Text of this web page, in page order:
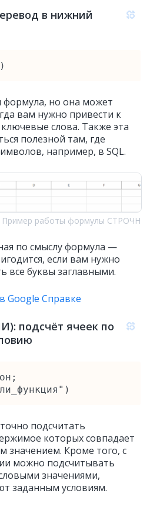
в нижний
формула, но она может
вам нужно привести к
слова. Также эта
полезной там, где
например, в SQL.
Пример работы формулы СТРОЧН
по смыслу формула —
если вам нужно
все буквы заглавными.
Google Справке
подсчёт ячеек по
подсчитать
которых совпадает
значением. Кроме того, с
можно подсчитывать
значениями,
заданным условиям.